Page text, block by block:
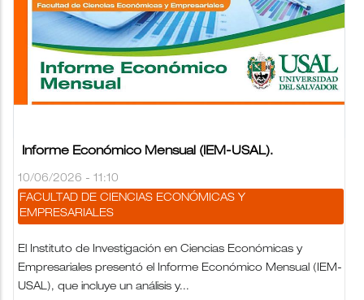
Informe Económico Mensual (IEM-USAL).
10/06/2026 - 11:10
FACULTAD DE CIENCIAS ECONÓMICAS Y
EMPRESARIALES
El Instituto de Investigación en Ciencias Económicas y
Empresariales presentó el Informe Económico Mensual (IEM-
USAL), que incluye un análisis y...